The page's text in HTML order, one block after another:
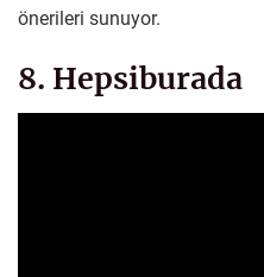
önerileri sunuyor.
8. Hepsiburada